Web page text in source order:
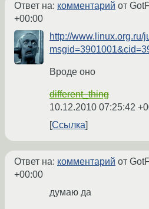
Ответ на: комментарий от
+00:00
http://www.linux.org.ru/
Вроде оно
different_thing
10.12.2010 07:25:42
Ссылка
Ответ на: комментарий от
+00:00
думаю да